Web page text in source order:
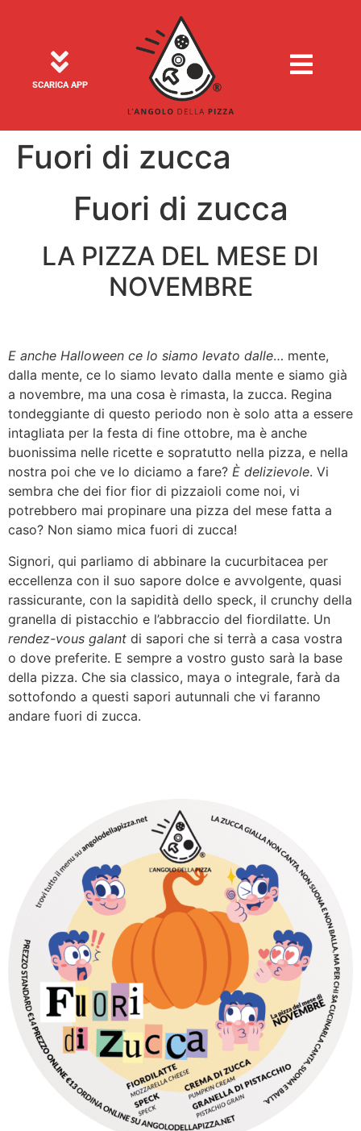
SCARICA APP
Fuori di zucca
Fuori di zucca
LA PIZZA DEL MESE DI
NOVEMBRE
E anche Halloween ce lo siamo levato dalle… mente,
dalla mente, ce lo siamo levato dalla mente e siamo già
a novembre, ma una cosa è rimasta, la zucca. Regina
tondeggiante di questo periodo non è solo atta a essere
intagliata per la festa di fine ottobre, ma è anche
buonissima nelle ricette e sopratutto nella pizza, e nella
nostra poi che ve lo diciamo a fare? È delizievole. Vi
sembra che dei fior fior di pizzaioli come noi, vi
potrebbero mai propinare una pizza del mese fatta a
caso? Non siamo mica fuori di zucca!
Signori, qui parliamo di abbinare la cucurbitacea per
eccellenza con il suo sapore dolce e avvolgente, quasi
rassicurante, con la sapidità dello speck, il crunchy della
granella di pistacchio e l’abbraccio del fiordilatte. Un
rendez-vous galant di sapori che si terrà a casa vostra
o dove preferite. E sempre a vostro gusto sarà la base
della pizza. Che sia classico, maya o integrale, farà da
sottofondo a questi sapori autunnali che vi faranno
andare fuori di zucca.